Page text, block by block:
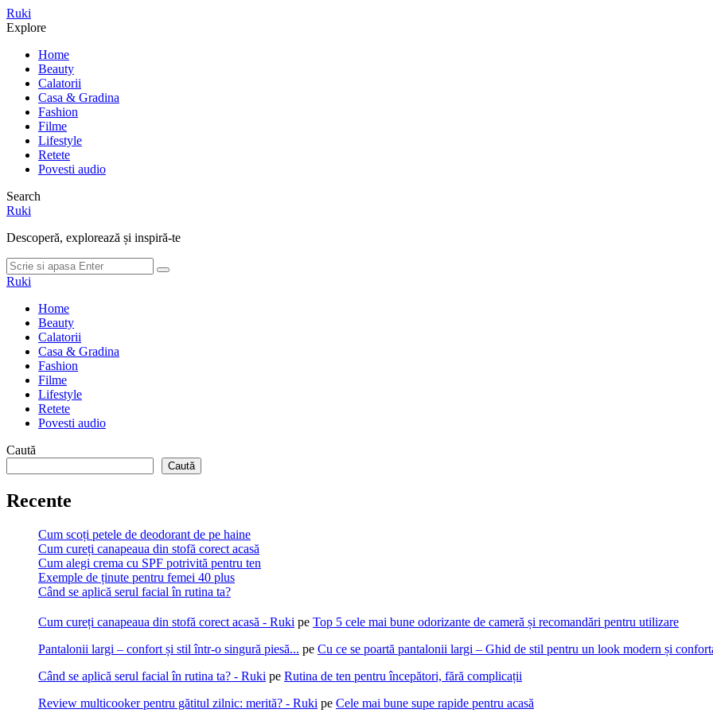
Meniu
Ruki
Cauta
Explore
Home
Beauty
Calatorii
Casa & Gradina
Fashion
Filme
Lifestyle
Retete
Povesti audio
Search
Ruki
Descoperă, explorează și inspiră-te
Cauta
dupa:
Cauta
Ruki
Home
Beauty
Calatorii
Casa & Gradina
Fashion
Filme
Lifestyle
Retete
Povesti audio
Caută
Caută
Recente
Cum scoți petele de deodorant de pe haine
Cum cureți canapeaua din stofă corect acasă
Cum alegi crema cu SPF potrivită pentru ten
Exemple de ținute pentru femei 40 plus
Când se aplică serul facial în rutina ta?
Cum cureți canapeaua din stofă corect acasă - Ruki pe Top 5 cele mai bune odorizante de cameră și recomandări pentru utilizare
Pantalonii largi – confort și stil într-o singură piesă... pe Cu ce se poartă pantalonii largi – Ghid de stil pentru un look modern și
Când se aplică serul facial în rutina ta? - Ruki pe Rutina de ten pentru începători, fără complicații
Review multicooker pentru gătitul zilnic: merită? - Ruki pe Cele mai bune supe rapide pentru acasă